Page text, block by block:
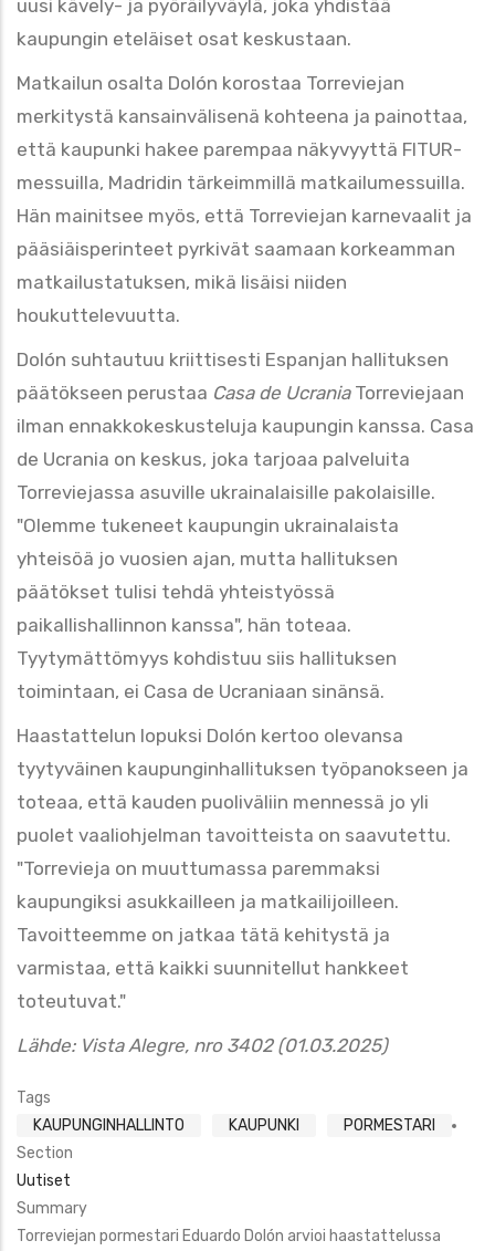
uusi kävely- ja pyöräilyväylä, joka yhdistää
kaupungin eteläiset osat keskustaan.
Matkailun osalta Dolón korostaa Torreviejan
merkitystä kansainvälisenä kohteena ja painottaa,
että kaupunki hakee parempaa näkyvyyttä FITUR-
messuilla, Madridin tärkeimmillä matkailumessuilla.
Hän mainitsee myös, että Torreviejan karnevaalit ja
pääsiäisperinteet pyrkivät saamaan korkeamman
matkailustatuksen, mikä lisäisi niiden
houkuttelevuutta.
Dolón suhtautuu kriittisesti Espanjan hallituksen
päätökseen perustaa Casa de UcraniaTorreviejaan
ilman ennakkokeskusteluja kaupungin kanssa. Casa
de Ucrania on keskus, joka tarjoaa palveluita
Torreviejassa asuville ukrainalaisille pakolaisille.
"Olemme tukeneet kaupungin ukrainalaista
yhteisöä jo vuosien ajan, mutta hallituksen
päätökset tulisi tehdä yhteistyössä
paikallishallinnon kanssa", hän toteaa.
Tyytymättömyys kohdistuu siis hallituksen
toimintaan, ei Casa de Ucraniaan sinänsä.
Haastattelun lopuksi Dolón kertoo olevansa
tyytyväinen kaupunginhallituksen työpanokseen ja
toteaa, että kauden puoliväliin mennessä jo yli
puolet vaaliohjelman tavoitteista on saavutettu.
"Torrevieja on muuttumassa paremmaksi
kaupungiksi asukkailleen ja matkailijoilleen.
Tavoitteemme on jatkaa tätä kehitystä ja
varmistaa, että kaikki suunnitellut hankkeet
toteutuvat."
Lähde: Vista Alegre, nro 3402 (01.03.2025)
Tags
KAUPUNGINHALLINTO
KAUPUNKI
PORMESTARI
Section
Uutiset
Summary
Torreviejan pormestari Eduardo Dolón arvioi haastattelussa